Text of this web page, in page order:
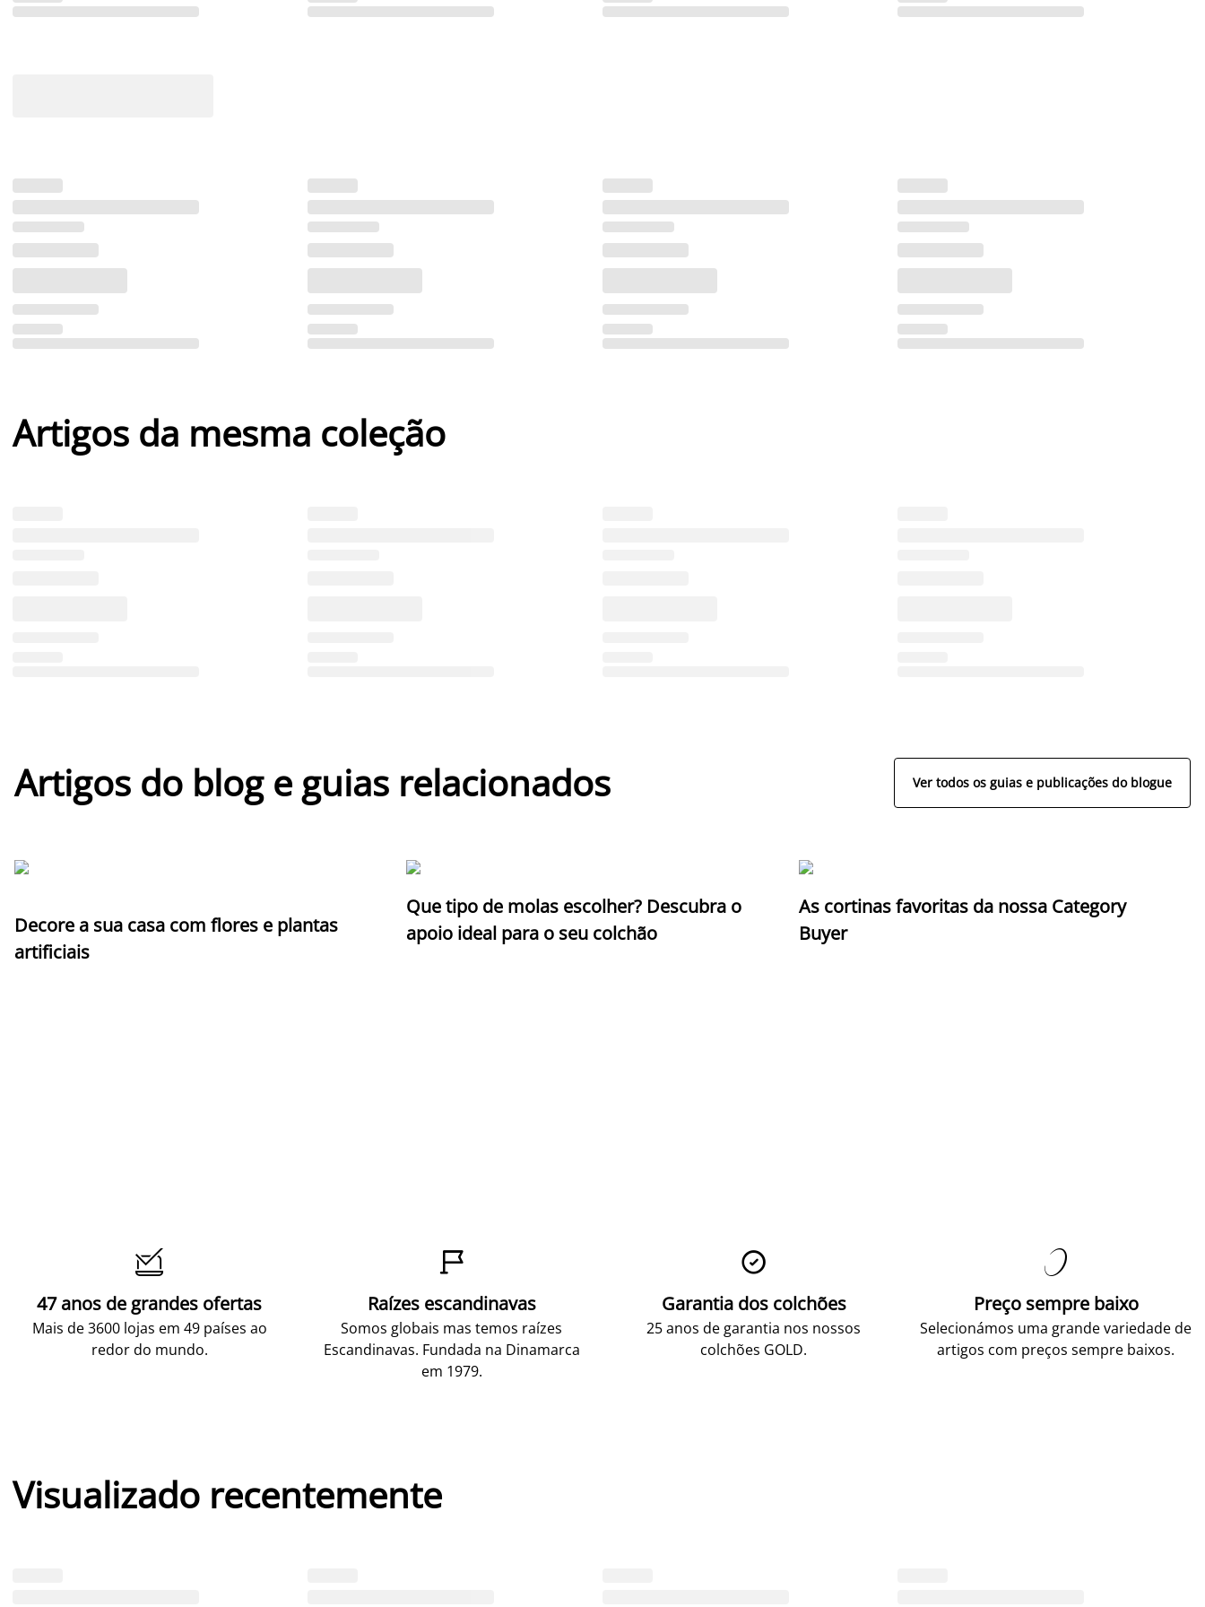
Artigos da mesma coleção
Artigos do blog e guias relacionados Ver todos os guias e publicações do blogue
Decore a sua casa com flores e plantas
artificiais
Que tipo de molas escolher? Descubra o
apoio ideal para o seu colchão
As cortinas favoritas da nossa Category
Buyer

47 anos de grandes ofertas
Mais de 3600 lojas em 49 países ao
redor do mundo.

Raízes escandinavas
Somos globais mas temos raízes
Escandinavas. Fundada na Dinamarca
em 1979.

Garantia dos colchões
25 anos de garantia nos nossos
colchões GOLD.

Preço sempre baixo
Selecionámos uma grande variedade de
artigos com preços sempre baixos.
Visualizado recentemente